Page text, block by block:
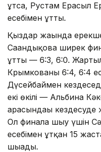
ұтса, Рустам Ерасыл
есебімен ұтты.
Қыздар жағында
Сағандықова ширек
ұтты — 6:3, 6:0.
Крымкованы 6:4, 6:4
Дүсейбаймен
екі өкілі — Альбина
арасындағы кездесуде
Ол финалға шығу үшін
есебімен ұтқан 15
шығады.